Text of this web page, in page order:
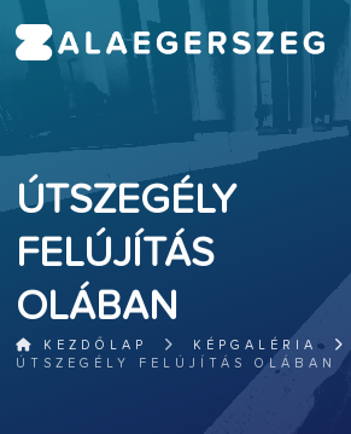
ÚTSZEGÉLY
FELÚJÍTÁS
OLÁBAN
KEZDŐLAP
KÉPGALÉRIA
ÚTSZEGÉLY FELÚJÍTÁS OLÁBAN